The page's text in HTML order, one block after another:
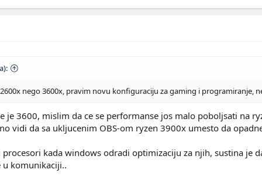
nego 3600x, pravim novu konfiguraciju za gaming i programiranje,
je 3600, mislim da ce se performanse jos malo poboljsati na
vidi da sa ukljucenim OBS-om ryzen 3900x umesto da
kada windows odradi optimizaciju za njih, sustina je
u komunikaciji..